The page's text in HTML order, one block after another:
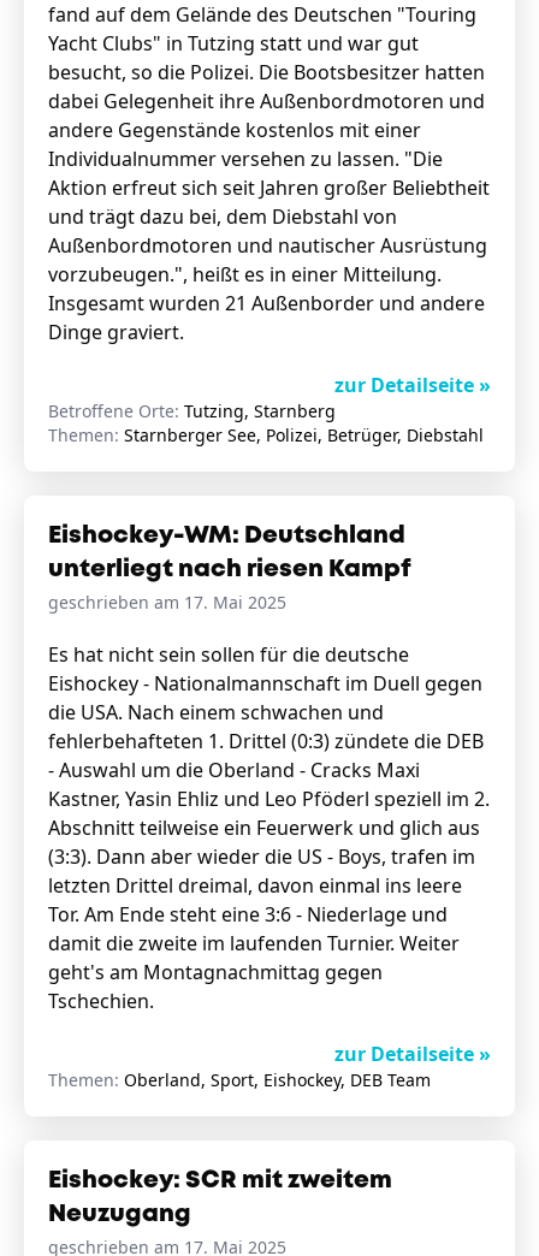
fand auf dem Gelände des Deutschen "Touring
Yacht Clubs" in Tutzing statt und war gut
besucht, so die Polizei. Die Bootsbesitzer hatten
dabei Gelegenheit ihre Außenbordmotoren und
andere Gegenstände kostenlos mit einer
Individualnummer versehen zu lassen. "Die
Aktion erfreut sich seit Jahren großer Beliebtheit
und trägt dazu bei, dem Diebstahl von
Außenbordmotoren und nautischer Ausrüstung
vorzubeugen.", heißt es in einer Mitteilung.
Insgesamt wurden 21 Außenborder und andere
Dinge graviert.
zur Detailseite »
Betroffene Orte: Tutzing, Starnberg
Themen: Starnberger See, Polizei, Betrüger, Diebstahl
Eishockey-WM: Deutschland
unterliegt nach riesen Kampf
geschrieben am 17. Mai 2025
Es hat nicht sein sollen für die deutsche
Eishockey - Nationalmannschaft im Duell gegen
die USA. Nach einem schwachen und
fehlerbehafteten 1. Drittel (0:3) zündete die DEB
- Auswahl um die Oberland - Cracks Maxi
Kastner, Yasin Ehliz und Leo Pföderl speziell im 2.
Abschnitt teilweise ein Feuerwerk und glich aus
(3:3). Dann aber wieder die US - Boys, trafen im
letzten Drittel dreimal, davon einmal ins leere
Tor. Am Ende steht eine 3:6 - Niederlage und
damit die zweite im laufenden Turnier. Weiter
geht's am Montagnachmittag gegen
Tschechien.
zur Detailseite »
Themen: Oberland, Sport, Eishockey, DEB Team
Eishockey: SCR mit zweitem
Neuzugang
geschrieben am 17. Mai 2025